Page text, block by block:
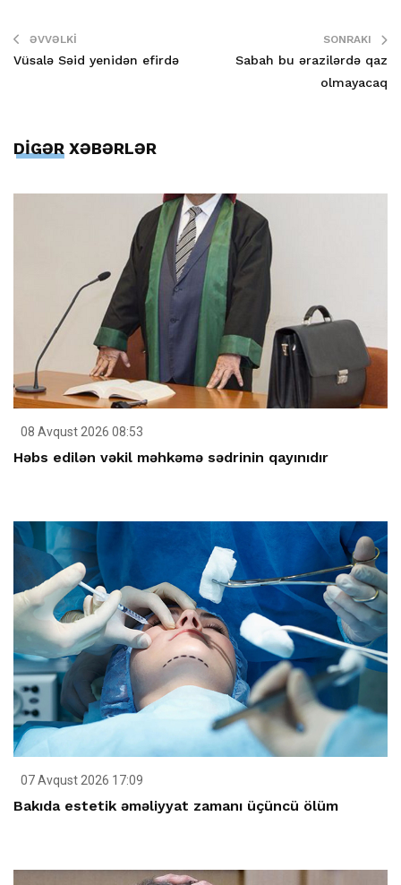
ƏVVƏLKI
Vüsalə Səid yenidən efirdə
SONRAKI
Sabah bu ərazilərdə qaz
olmayacaq
DİGƏR XƏBƏRLƏR
08 Avqust 2026 08:53
Həbs edilən vəkil məhkəmə sədrinin qayınıdır
07 Avqust 2026 17:09
Bakıda estetik əməliyyat zamanı üçüncü ölüm